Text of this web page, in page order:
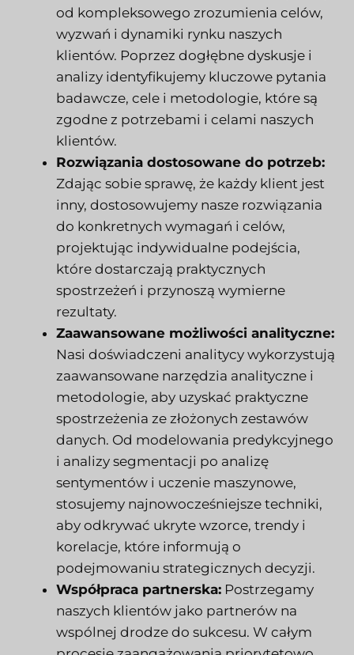
od kompleksowego zrozumienia celów,
wyzwań i dynamiki rynku naszych
klientów. Poprzez dogłębne dyskusje i
analizy identyfikujemy kluczowe pytania
badawcze, cele i metodologie, które są
zgodne z potrzebami i celami naszych
klientów.
Rozwiązania dostosowane do potrzeb:
Zdając sobie sprawę, że każdy klient jest
inny, dostosowujemy nasze rozwiązania
do konkretnych wymagań i celów,
projektując indywidualne podejścia,
które dostarczają praktycznych
spostrzeżeń i przynoszą wymierne
rezultaty.
Zaawansowane możliwości analityczne:
Nasi doświadczeni analitycy wykorzystują
zaawansowane narzędzia analityczne i
metodologie, aby uzyskać praktyczne
spostrzeżenia ze złożonych zestawów
danych. Od modelowania predykcyjnego
i analizy segmentacji po analizę
sentymentów i uczenie maszynowe,
stosujemy najnowocześniejsze techniki,
aby odkrywać ukryte wzorce, trendy i
korelacje, które informują o
podejmowaniu strategicznych decyzji.
Współpraca partnerska: Postrzegamy
naszych klientów jako partnerów na
wspólnej drodze do sukcesu. W całym